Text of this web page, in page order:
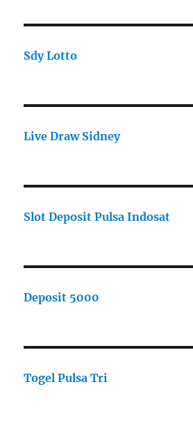
Sdy Lotto
Live Draw Sidney
Slot Deposit Pulsa Indosat
Deposit 5000
Togel Pulsa Tri